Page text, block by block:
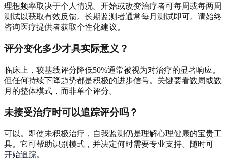
理想频率取决于个人情况。开始或改变治疗者可每周或每两周
测试以获取有效反馈。长期监测者通常每月测试即可。请始终
咨询医疗提供者获取个性化建议。
评分变化多少才具实际意义？
临床上，较基线评分降低50%通常被视为对治疗的显著响应。
但任何持续下降趋势都是积极的进步信号。关键要看数周或数
月的整体模式，而非单个评分。
未接受治疗时可以追踪评分吗？
可以。即使未积极治疗，自我监测仍是理解心理健康的宝贵工
具。它可帮助识别模式，并决定何时需要专业支持。随时可
开始追踪。